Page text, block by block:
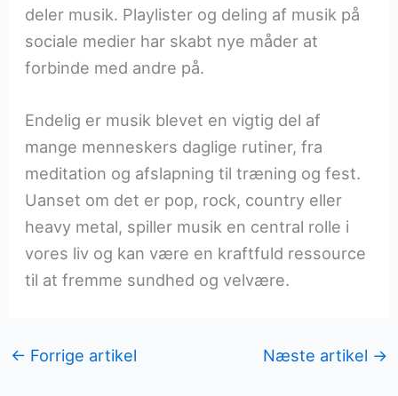
deler musik. Playlister og deling af musik på
sociale medier har skabt nye måder at
forbinde med andre på.
Endelig er musik blevet en vigtig del af
mange menneskers daglige rutiner, fra
meditation og afslapning til træning og fest.
Uanset om det er pop, rock, country eller
heavy metal, spiller musik en central rolle i
vores liv og kan være en kraftfuld ressource
til at fremme sundhed og velvære.
← Forrige artikel Næste artikel →